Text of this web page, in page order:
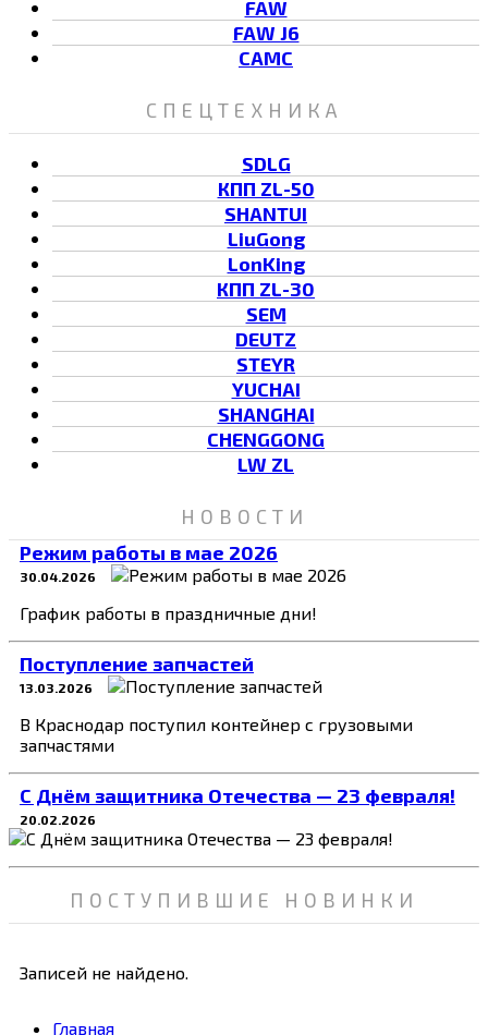
FAW
FAW J6
CAMC
СПЕЦТЕХНИКА
SDLG
КПП ZL-50
SHANTUI
LiuGong
LonKing
КПП ZL-30
SEM
DEUTZ
STEYR
YUCHAI
SHANGHAI
CHENGGONG
LW ZL
НОВОСТИ
Режим работы в мае 2026
30.04.2026
График работы в праздничные дни!
Поступление запчастей
13.03.2026
В Краснодар поступил контейнер с грузовыми
запчастями
C Днём защитника Отечества — 23 февраля!
20.02.2026
ПОСТУПИВШИЕ НОВИНКИ
Записей не найдено.
Главная